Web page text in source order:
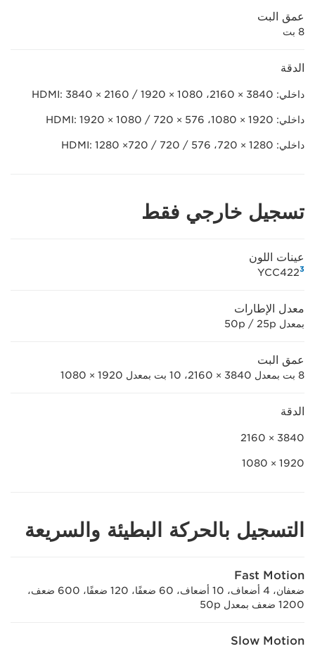
عمق البت
8 بت
الدقة
داخلي: 3840 × 2160، HDMI: 3840 × 2160 / 1920 × 1080
داخلي: 1920 × 1080، HDMI: 1920 × 1080 / 720 × 576
داخلي: 1280 × 720، HDMI: 1280 ×720 / 720 / 576
تسجيل خارجي فقط
عينات اللون
YCC4223
معدل الإطارات
بمعدل 50p / 25p
عمق البت
8 بت بمعدل 3840 × 2160، 10 بت بمعدل 1920 × 1080
الدقة
3840 × 2160
1920 × 1080
التسجيل بالحركة البطيئة والسريعة
Fast Motion
ضعفان، 4 أضعاف، 10 أضعاف، 60 ضعفًا، 120 ضعفًا، 600 ضعف،
1200 ضعف بمعدل 50p
Slow Motion